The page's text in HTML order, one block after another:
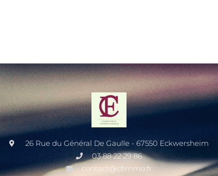
26 Rue du Général De Gaulle - 67550 Eckwersheim
03 88 22 29 86
contact@cfimmo.fr